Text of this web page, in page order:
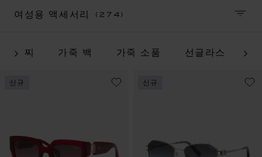
여성용 액세서리 (274) 정렬
팔찌 가죽 백 가죽 소품 선글라스
신규 신규